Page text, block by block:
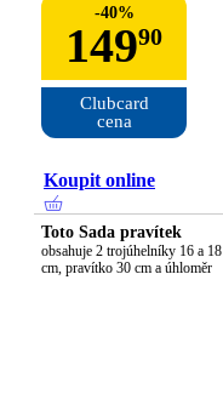
-40%
14990
Clubcard
cena
Koupit online
Toto Sada pravítek
obsahuje 2 trojúhelníky 16 a 18
cm, pravítko 30 cm a úhloměr